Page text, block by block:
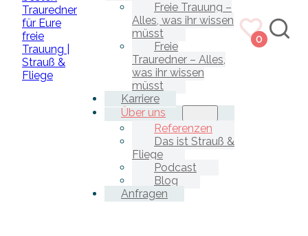
Freie Trauung –
Alles, was ihr wissen
müsst
Freie
Trauredner – Alles,
was ihr wissen
müsst
Karriere
Über uns
Referenzen
Das ist Strauß &
Fliege
Podcast
Blog
Anfragen
0